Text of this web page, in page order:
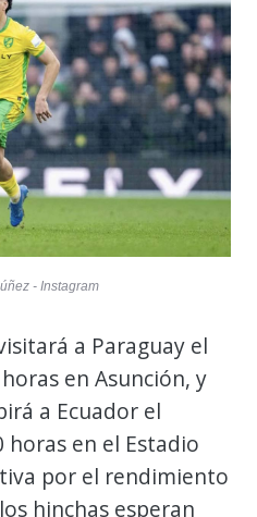
- Instagram
a Paraguay el
en Asunción, y
a Ecuador el
horas en el Estadio
por el rendimiento
hinchas esperan